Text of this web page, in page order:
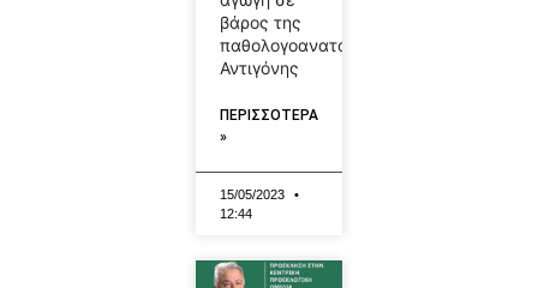
βάρος της
παθολογοανατόμου
Αντιγόνης
ΠΕΡΙΣΣΟΤΕΡΑ
»
15/05/2023
12:44